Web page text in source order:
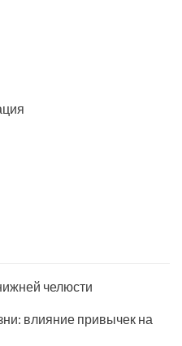
челюсти
влияние привычек на